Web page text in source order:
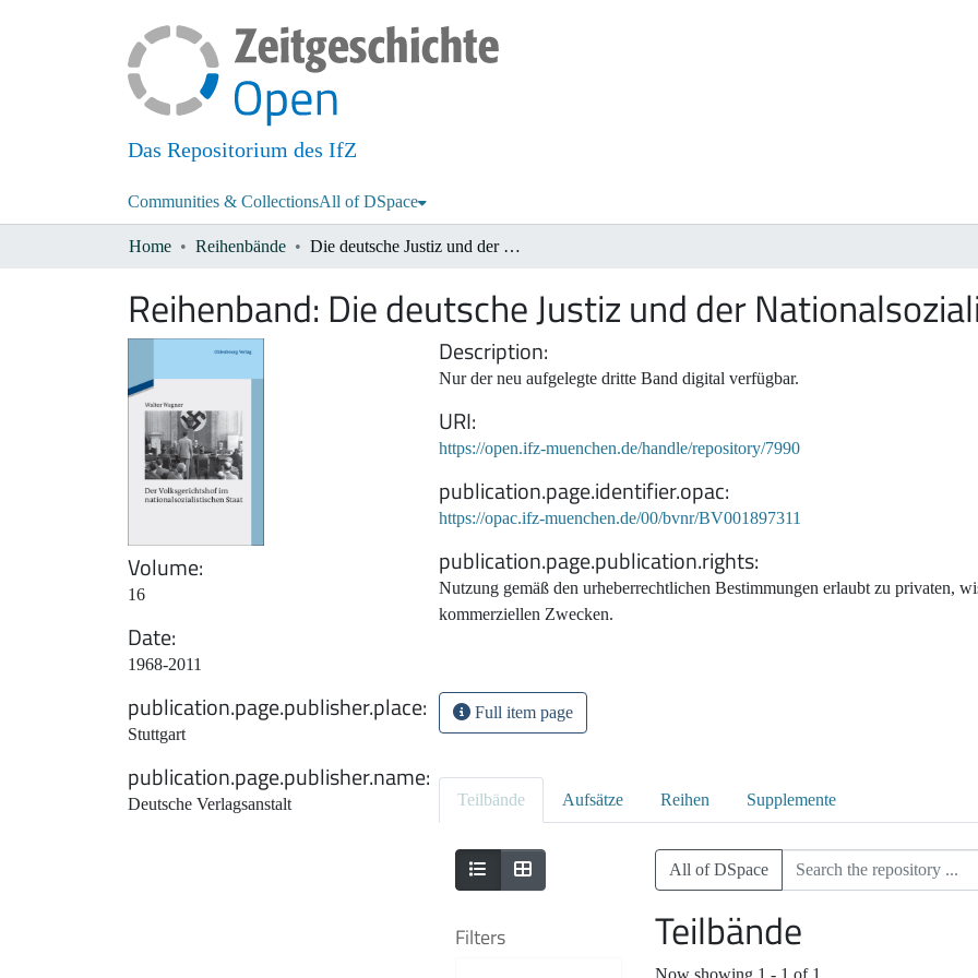
Das Repositorium des IfZ
Communities & CollectionsAll of DSpace
Home Reihenbände Die deutsche Justiz und der Nationalsozialismus
Reihenband: Die deutsche Justiz und der
Volume
16
Date
1968-2011
publication.page.publisher.place
Stuttgart
publication.page.publisher.name
Deutsche Verlagsanstalt
Description
Nur der neu aufgelegte dritte Band digital verfügbar.
URI
https://open.ifz-muenchen.de/handle/repository/7990
publication.page.identifier.opac
https://opac.ifz-muenchen.de/00/bvnr/BV001897311
publication.page.publication.rights
Nutzung gemäß den urheberrechtlichen Bestimmungen erlaubt zu privaten,
kommerziellen Zwecken.
Full item page
Teilbände Aufsätze Reihen Supplemente
Filters
All of DSpace
Teilbände